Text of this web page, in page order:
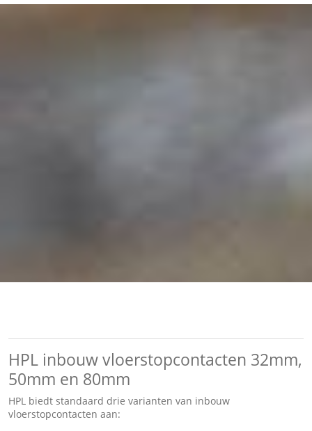
HPL inbouw vloerstopcontacten 32mm,
50mm en 80mm
HPL biedt standaard drie varianten van inbouw
vloerstopcontacten aan: